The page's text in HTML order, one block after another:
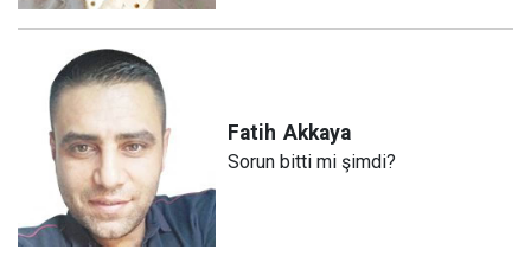
Fatih Akkaya
Sorun bitti mi şimdi?